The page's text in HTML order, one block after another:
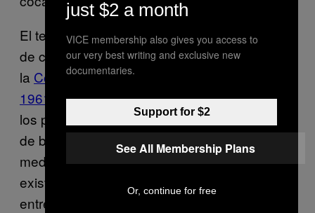
El tema regulatorio es más espinoso. La hoja
de coca está sujeta a controles estrictos bajo
la Convención Única de Estupefacientes de
1961 de las Naciones Unidas. Sin embargo,
los productos con hoja de coca con alcaloide
de baja potencia como los productos
medicinales y de uso tradicional indígena
existen en un área legal gris y de debate
entre la comunidad internacional con Perú y
just $2 a month
VICE membership also gives you access to
our very best writing and exclusive new
documentaries.
Support for $2
See All Membership Plans
Or, continue for free